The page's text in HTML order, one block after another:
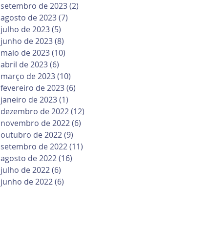
setembro de 2023(2)
agosto de 2023(7)
julho de 2023(5)
junho de 2023(8)
maio de 2023(10)
abril de 2023(6)
março de 2023(10)
fevereiro de 2023(6)
janeiro de 2023(1)
dezembro de 2022(12)
novembro de 2022(6)
outubro de 2022(9)
setembro de 2022(11)
agosto de 2022(16)
julho de 2022(6)
junho de 2022(6)